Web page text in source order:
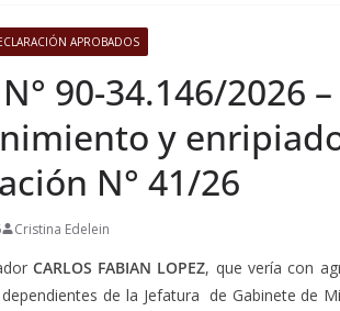
APROBADOS
90-34.146/2026
y
N° 41/26
Cristina Edelein
CARLOS FABIAN LOPEZ, que vería con
de la Jefatura de Gabinete de